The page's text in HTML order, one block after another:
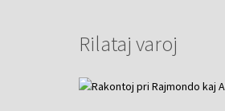
Rilataj varoj